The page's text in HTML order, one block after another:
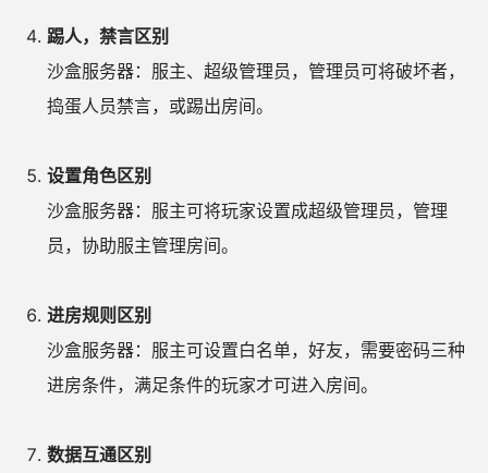
踢人，禁言区别
沙盒服务器：服主、超级管理员，管理员可将破坏者，
捣蛋人员禁言，或踢出房间。
设置角色区别
沙盒服务器：服主可将玩家设置成超级管理员，管理
员，协助服主管理房间。
进房规则区别
沙盒服务器：服主可设置白名单，好友，需要密码三种
进房条件，满足条件的玩家才可进入房间。
数据互通区别